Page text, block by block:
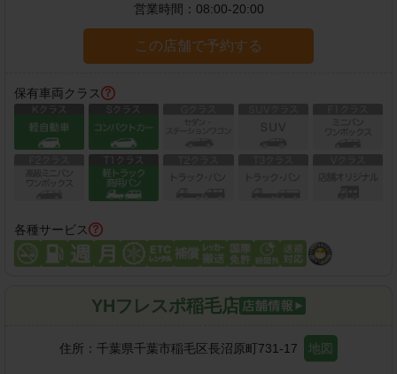
営業時間： 08:00-20:00
この店舗で予約する
保有車両クラス
各種サービス
YHフレスポ稲毛店
住所： 千葉県千葉市稲毛区長沼原町731-17 地図